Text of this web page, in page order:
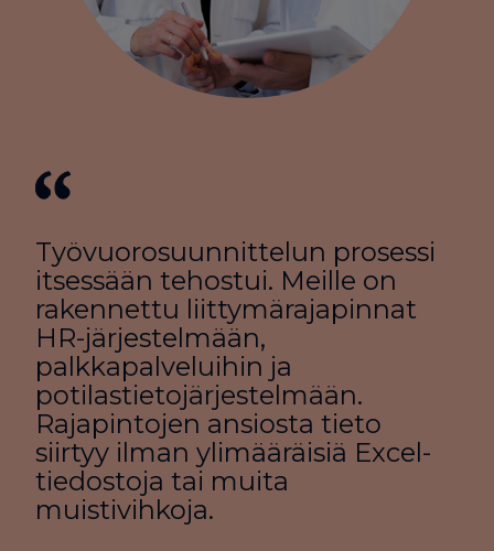
Työvuorosuunnittelun prosessi
itsessään tehostui. Meille on
rakennettu liittymärajapinnat
HR-järjestelmään,
palkkapalveluihin ja
potilastietojärjestelmään.
Rajapintojen ansiosta tieto
siirtyy ilman ylimääräisiä Excel-
tiedostoja tai muita
muistivihkoja.